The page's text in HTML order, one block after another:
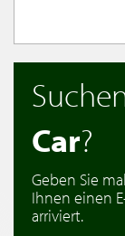
Car?
Geben Sie
Ihnen einen
arriviert.